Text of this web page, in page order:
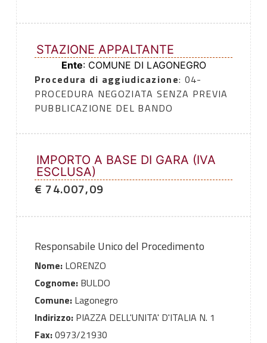
STAZIONE APPALTANTE
Ente: COMUNE DI LAGONEGRO
Procedura di aggiudicazione: 04-
PROCEDURA NEGOZIATA SENZA PREVIA
PUBBLICAZIONE DEL BANDO
IMPORTO A BASE DI GARA (IVA
ESCLUSA)
€ 74.007,09
Responsabile Unico del Procedimento
Nome:LORENZO
Cognome:BULDO
Comune:Lagonegro
Indirizzo:PIAZZA DELL'UNITA' D'ITALIA N. 1
Fax:0973/21930